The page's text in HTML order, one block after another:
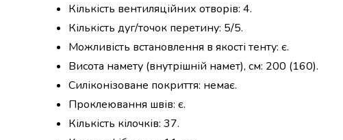
Желе
та
суміші
Крупи
Рис
Гречана
крупа
Кількість вентиляційних отворів: 4.
Кількість дуг/точок перетину: 5/5.
Можливість встановлення в якості тенту: є.
Висота намету (внутрішній намет), см: 200 (160).
Силіконізоване покриття: немає.
Проклеювання швів: є.
Кількість кілочків: 37.